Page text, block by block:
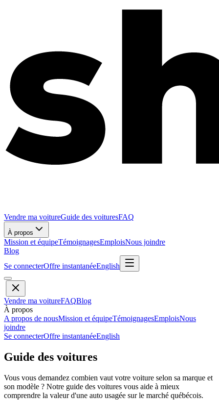
Vendre ma voitureGuide des voituresFAQ
À propos
Mission et équipeTémoignagesEmploisNous joindre
Blog
Se connecterOffre instantanéeEnglish
Vendre ma voitureFAQBlog
À propos
A propos de nousMission et équipeTémoignagesEmploisNous
joindre
Se connecterOffre instantanéeEnglish
Guide des voitures
Vous vous demandez combien vaut votre voiture selon sa marque et
son modèle ? Notre guide des voitures vous aide à mieux
comprendre la valeur d'une auto usagée sur le marché québécois.